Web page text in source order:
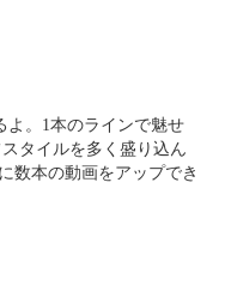
よ。1本のラインで魅せ
タイルを多く盛り込ん
数本の動画をアップでき